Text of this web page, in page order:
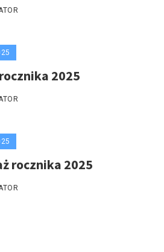
2025
rocznika 2025